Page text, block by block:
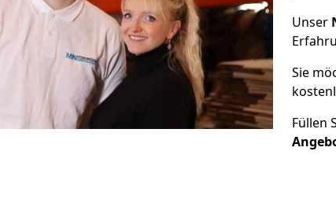
Unser
Sie
Füllen